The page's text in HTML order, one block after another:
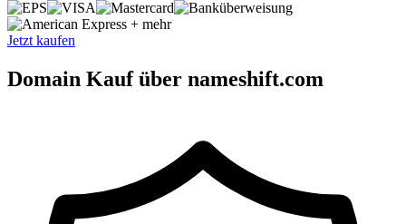
+ mehr
Jetzt kaufen
Domain Kauf über nameshift.com